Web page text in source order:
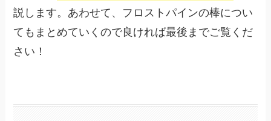
説します。あわせて、フロストパインの棒につい
てもまとめていくので良ければ最後までご覧くだ
さい！